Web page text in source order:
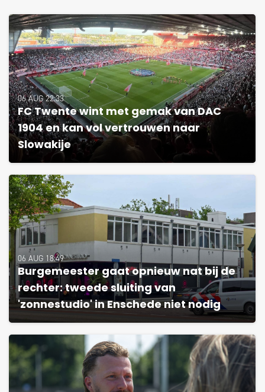
06 AUG 22:33
FC Twente wint met gemak van DAC
1904 en kan vol vertrouwen naar
Slowakije
06 AUG 18:49
Burgemeester gaat opnieuw nat bij de
rechter: tweede sluiting van
'zonnestudio' in Enschede niet nodig